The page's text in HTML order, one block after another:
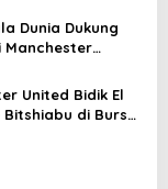
Dunia Dukung
Manchester
United Bidik El
di Bursa